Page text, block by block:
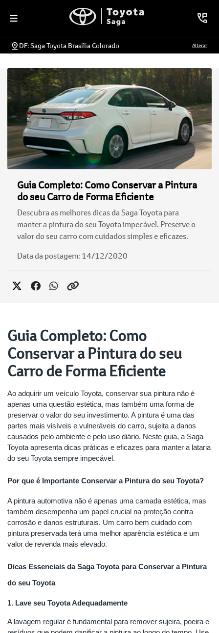
DF: Saga Toyota Brasília Colorado Alterar
Guia Completo: Como Conservar a Pintura
do seu Carro de Forma Eficiente
Descubra as melhores dicas da Saga Toyota para
manter a pintura do seu Toyota impecável. Preserve o
valor do seu carro com cuidados simples e eficazes.
Data da postagem: 14/12/2020
Guia Completo: Como
Conservar a Pintura do seu
Carro de Forma Eficiente
Ao adquirir um veículo Toyota, conservar sua pintura não é
apenas uma questão estética, mas também uma forma de
preservar o valor do seu investimento. A pintura é uma das
partes mais visíveis e vulneráveis do carro, sujeita a danos
causados pelo ambiente e pelo uso diário. Neste guia, a Saga
Toyota apresenta dicas práticas e eficazes para manter a lataria
do seu Toyota sempre impecável.
Por que é Importante Conservar a Pintura do seu Toyota?
A pintura automotiva não é apenas uma camada estética, mas
também desempenha um papel crucial na proteção contra
corrosão e danos estruturais. Um carro bem cuidado com
pintura preservada terá uma melhor aparência estética e um
valor de revenda mais elevado.
Dicas Essenciais da Saga Toyota para Conservar a Pintura
do seu Toyota
1. Lave seu Toyota Adequadamente
A lavagem regular é fundamental para remover sujeira, poeira e